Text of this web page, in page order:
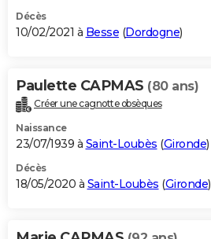
Décès
10/02/2021 à Besse (Dordogne)
Paulette CAPMAS (80 ans)
Créer une cagnotte obsèques
Naissance
23/07/1939 à Saint-Loubès (Gironde)
Décès
18/05/2020 à Saint-Loubès (Gironde)